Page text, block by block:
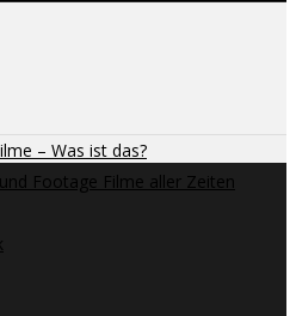
– Was ist das?
Footage Filme aller Zeiten